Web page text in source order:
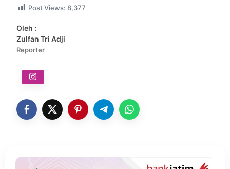
Post Views: 8,377
Oleh :
Zulfan Tri Adji
Reporter